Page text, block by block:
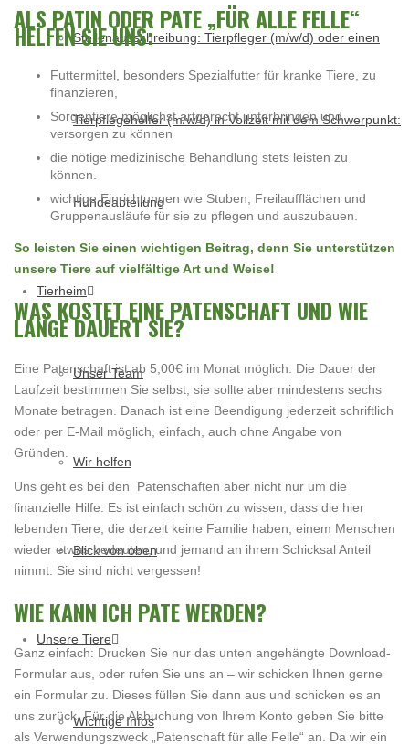
Stellenausschreibung: Tierpfleger (m/w/d) oder einen
Tierpflegehelfer (m/w/d) in Vollzeit mit dem Schwerpunkt:
Hundeabteilung
Tierheim
Unser Team
Wir helfen
Blick von oben
Unsere Tiere
Wichtige Infos
ALS PATIN ODER PATE „FÜR ALLE FELLE“
HELFEN SIE UNS:
Futtermittel, besonders Spezialfutter für kranke Tiere, zu
finanzieren,
Sorgentiere möglichst artgerecht unterbringen und
versorgen zu können
die nötige medizinische Behandlung stets leisten zu
können.
wichtige Einrichtungen wie Stuben, Freilaufflächen und
Gruppenausläufe für sie zu pflegen und auszubauen.
So leisten Sie einen wichtigen Beitrag, denn Sie unterstützen
unsere Tiere auf vielfältige Art und Weise!
WAS KOSTET EINE PATENSCHAFT UND WIE
LANGE DAUERT SIE?
Eine Patenschaft ist ab 5,00€ im Monat möglich. Die Dauer der
Laufzeit bestimmen Sie selbst, sie sollte aber mindestens sechs
Monate betragen. Danach ist eine Beendigung jederzeit schriftlich
oder per E-Mail möglich, einfach, auch ohne Angabe von
Gründen.
Uns geht es bei den Patenschaften aber nicht nur um die
finanzielle Hilfe: Es ist einfach schön zu wissen, dass die hier
lebenden Tiere, die derzeit keine Familie haben, einem Menschen
wieder etwas bedeuten, und jemand an ihrem Schicksal Anteil
nimmt. Sie sind nicht vergessen!
WIE KANN ICH PATE WERDEN?
Ganz einfach: Drucken Sie nur das unten angehängte Download-
Formular aus, oder rufen Sie uns an – wir schicken Ihnen gerne
ein Formular zu. Dieses füllen Sie dann aus und schicken es an
uns zurück. Für die Abbuchung von Ihrem Konto geben Sie bitte
als Verwendungszweck „Patenschaft für alle Felle“ an. Da wir ein